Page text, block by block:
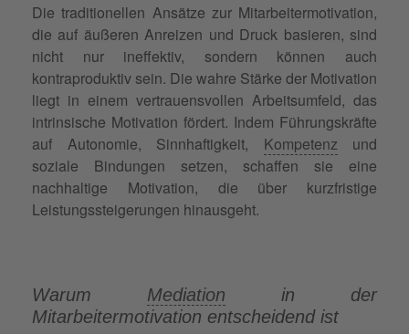
Die traditionellen Ansätze zur Mitarbeitermotivation,
die auf äußeren Anreizen und Druck basieren, sind
nicht nur ineffektiv, sondern können auch
kontraproduktiv sein. Die wahre Stärke der Motivation
liegt in einem vertrauensvollen Arbeitsumfeld, das
intrinsische Motivation fördert. Indem Führungskräfte
auf Autonomie, Sinnhaftigkeit, Kompetenz und
soziale Bindungen setzen, schaffen sie eine
nachhaltige Motivation, die über kurzfristige
Leistungssteigerungen hinausgeht.
Warum Mediation in der
Mitarbeitermotivation entscheidend ist